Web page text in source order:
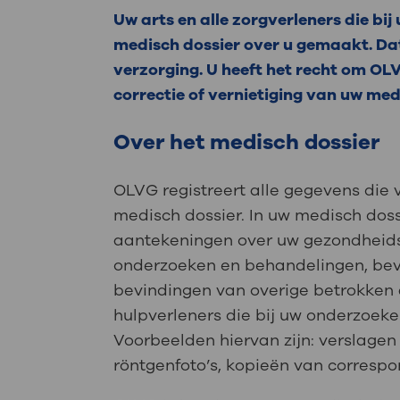
Uw
Werken
Contact
steeds verder uit, zodat u zelf meer
we u sneller helpen.
Direct naar MijnOLVG
Uw arts en alle zorgverleners die bij
medisch dossier over u gemaakt.
verzorging. U heeft het recht om
correctie of vernietiging van uw
Over het medisch dossier
OLVG registreert alle gegevens die
medisch dossier. In uw medisch
aantekeningen over uw
onderzoeken en behandelingen,
bevindingen van overige
hulpverleners die bij uw
Voorbeelden hiervan zijn:
röntgenfoto’s, kopieën van